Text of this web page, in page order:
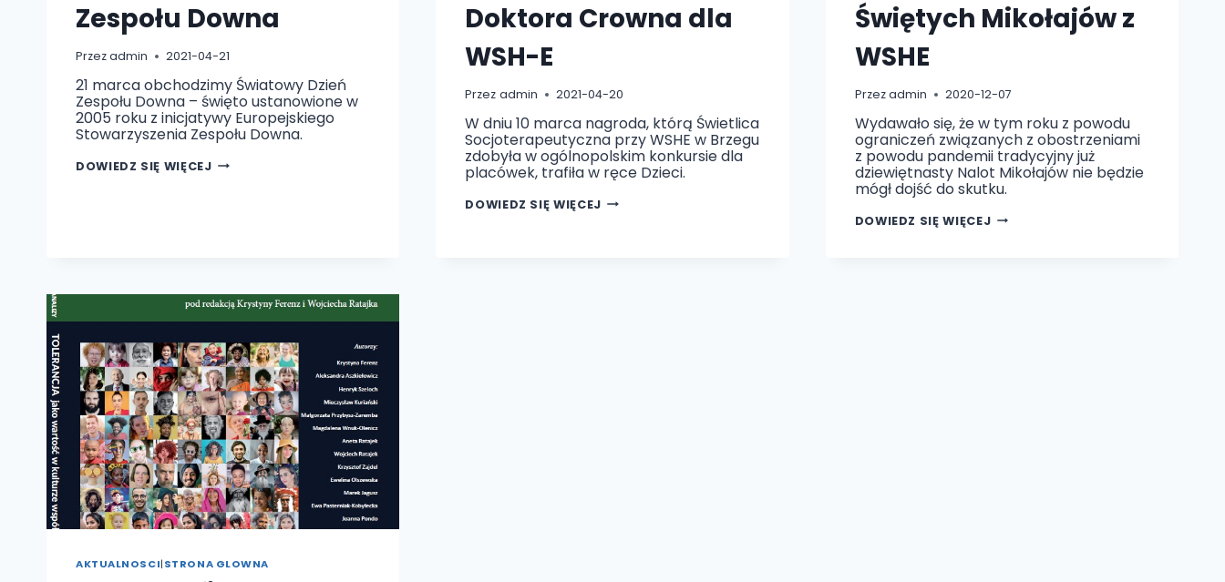
Zespołu Downa
Przezadmin 2021-04-21
21 marca obchodzimy Światowy Dzień
Zespołu Downa – święto ustanowione w
2005 roku z inicjatywy Europejskiego
Stowarzyszenia Zespołu Downa.
DOWIEDZ SIĘ WIĘCEJŚWIATOWY
Doktora Crowna dla
WSH-E
Przez admin 2021-04-20
W dniu 10 marca nagroda, którą Świetlica
Socjoterapeutyczna przy WSHE w Brzegu
zdobyła w ogólnopolskim konkursie dla
placówek, trafiła w ręce Dzieci.
DOWIEDZ SIĘ WIĘCEJNAGRODA
Świętych Mikołajów z
WSHE
Przezadmin 2020-12-07
Wydawało się, że w tym roku z powodu
ograniczeń związanych z obostrzeniami
z powodu pandemii tradycyjny już
dziewiętnasty Nalot Mikołajów nie będzie
mógł dojść do skutku.
DOWIEDZ SIĘ WIĘCEJCOROCZNY
AKTUALNOSCI|STRONA GLOWNA